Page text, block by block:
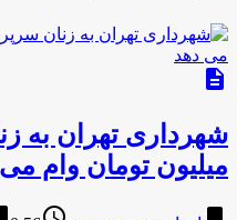
description
میلیون تومان وام